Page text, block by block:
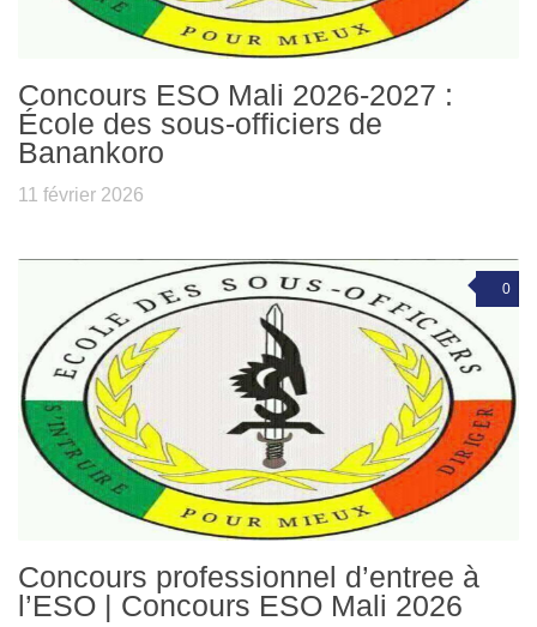
Concours ESO Mali 2026-2027 :
École des sous-officiers de
Banankoro
11 février 2026
0
Concours professionnel d’entree à
l’ESO | Concours ESO Mali 2026